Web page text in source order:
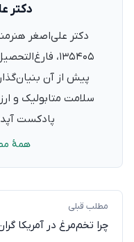
دکتر
دکتر علی‌اصغر
پیش از آن
سلامت متابولیک و
پادکست
همهٔ
مطلب قبلی
چرا تخم‌مرغ در آمریکا